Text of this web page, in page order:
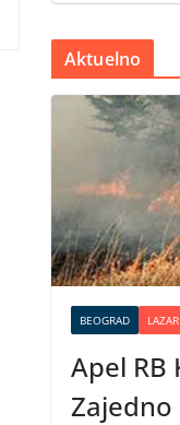
Aktuelno
BEOGRAD
Apel RB